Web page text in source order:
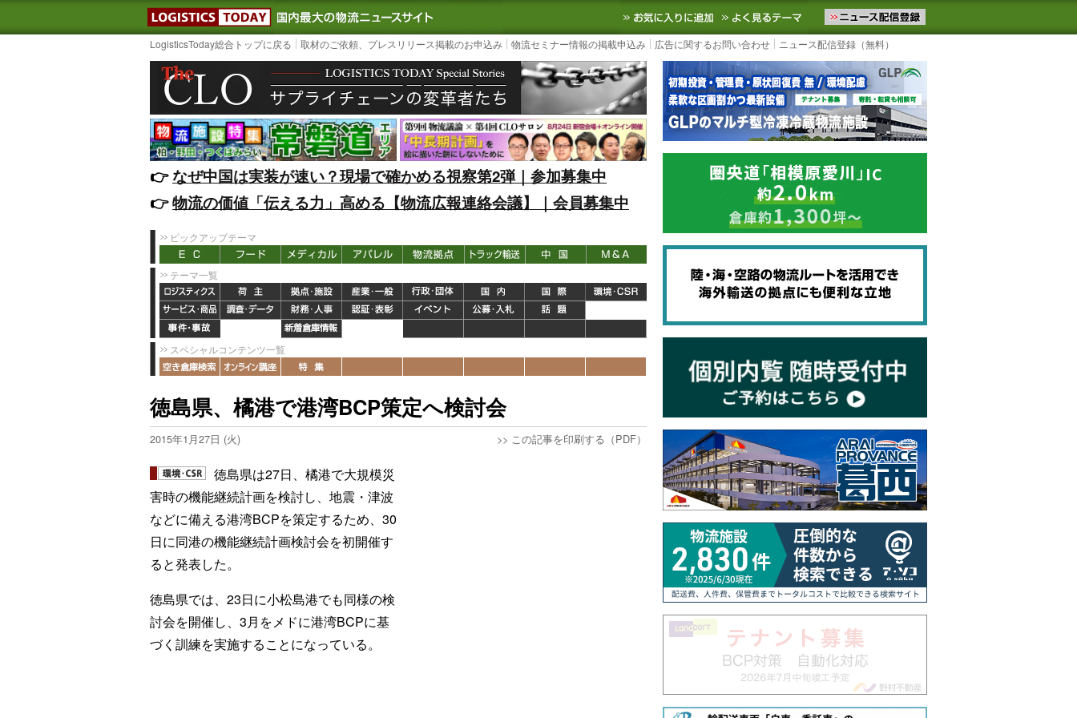
LOGISTICS TODAY｜国内最大の物流ニュースサイト3PL, SCMなど国内外の最新の物流ニュースをお届けします。物流ニュースメール配信を登録す
お気に入りに追加 よく見るテーマ
LogisticsToday総合トップに戻る 取材のご依頼、プレスリリース掲載のお申込み 物流セミナー情報の掲載申込み 広告に関するお問い合わせ ニュース配信登録（無料）
👉️なぜ中国は実装が速い？現場で確かめる視察第2弾｜参加募集中
👉️物流の価値「伝える力」高める【物流広報連絡会議】｜会員募集中
ピックアップテーマ
テーマ一覧
スペシャルコンテンツ一覧
徳島県、橘港で港湾BCP策定へ検討会
2015年1月27日 (火) >> この記事を印刷する（PDF）
徳島県は27日、橘港で大規模災
害時の機能継続計画を検討し、地震・津波
などに備える港湾BCPを策定するため、30
日に同港の機能継続計画検討会を初開催す
ると発表した。
徳島県では、23日に小松島港でも同様の検
討会を開催し、3月をメドに港湾BCPに基
づく訓練を実施することになっている。